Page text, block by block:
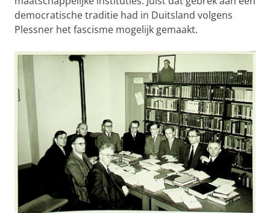
democratische traditie had in Duitsland volgens
Plessner het fascisme mogelijk gemaakt.